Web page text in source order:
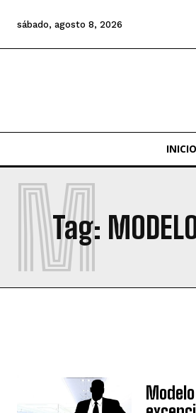
sábado, agosto 8, 2026
INICIO
Tag:
M